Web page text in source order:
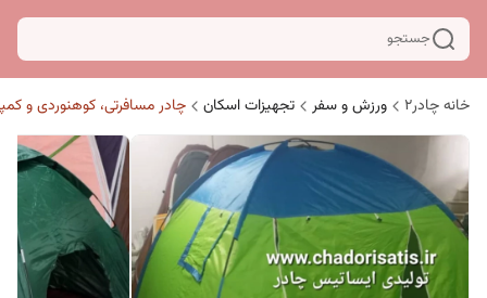
جستجو
خانه چادر۲ ورزش و سفر تجهیزات اسکان چادر مسافرتی، کوهنوردی و